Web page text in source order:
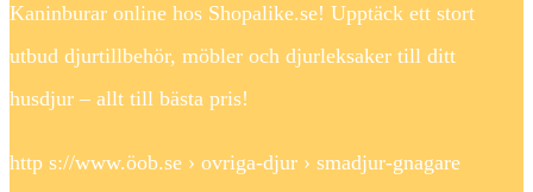
Kaninburar online hos Shopalike.se! Upptäck ett stort
utbud djurtillbehör, möbler och djurleksaker till ditt
husdjur – allt till bästa pris!
http s://www.öob.se › ovriga-djur › smadjur-gnagare